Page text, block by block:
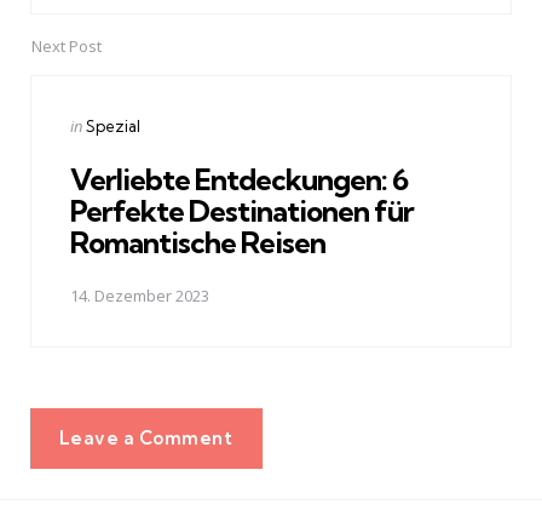
Next Post
Posted
inSpezial
Verliebte Entdeckungen: 6
Perfekte Destinationen für
Romantische Reisen
14. Dezember 2023
Leave a Comment